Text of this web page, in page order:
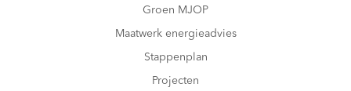
Groen MJOP
Maatwerk energieadvies
Stappenplan
Projecten